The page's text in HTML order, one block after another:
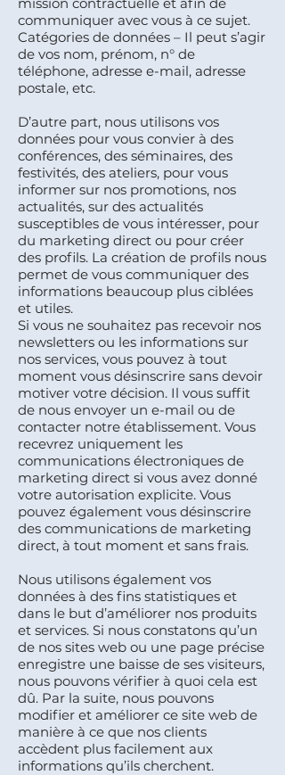
communiquer avec vous à ce sujet.
Catégories de données – Il peut s’agir
de vos nom, prénom, n° de
téléphone, adresse e-mail, adresse
postale, etc.
D’autre part, nous utilisons vos
données pour vous convier à des
conférences, des séminaires, des
festivités, des ateliers, pour vous
informer sur nos promotions, nos
actualités, sur des actualités
susceptibles de vous intéresser, pour
du marketing direct ou pour créer
des profils. La création de profils nous
permet de vous communiquer des
informations beaucoup plus ciblées
et utiles.
Si vous ne souhaitez pas recevoir nos
newsletters ou les informations sur
nos services, vous pouvez à tout
moment vous désinscrire sans devoir
motiver votre décision. Il vous suffit
de nous envoyer un e-mail ou de
contacter notre établissement. Vous
recevrez uniquement les
communications électroniques de
marketing direct si vous avez donné
votre autorisation explicite. Vous
pouvez également vous désinscrire
des communications de marketing
direct, à tout moment et sans frais.
Nous utilisons également vos
données à des fins statistiques et
dans le but d’améliorer nos produits
et services. Si nous constatons qu’un
de nos sites web ou une page précise
enregistre une baisse de ses visiteurs,
nous pouvons vérifier à quoi cela est
dû. Par la suite, nous pouvons
modifier et améliorer ce site web de
manière à ce que nos clients
accèdent plus facilement aux
informations qu’ils cherchent.